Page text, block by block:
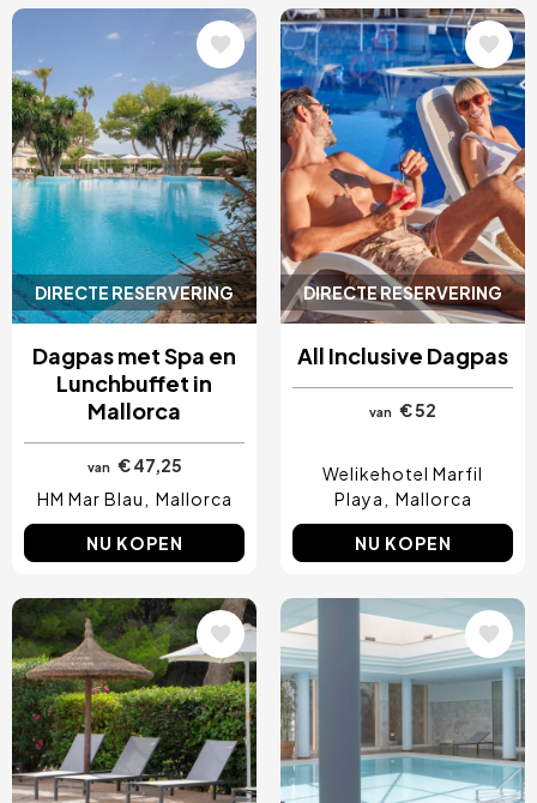
DIRECTE RESERVERING
Afbeelding
Dagpas met Spa en
Lunchbuffet in
Mallorca
van € 47,25
HM Mar Blau
Mallorca
NU KOPEN
DIRECTE RESERVERING
Afbeelding
All Inclusive Dagpas
van € 52
Welikehotel Marfil
Playa
Mallorca
NU KOPEN
Afbeelding Afbeelding